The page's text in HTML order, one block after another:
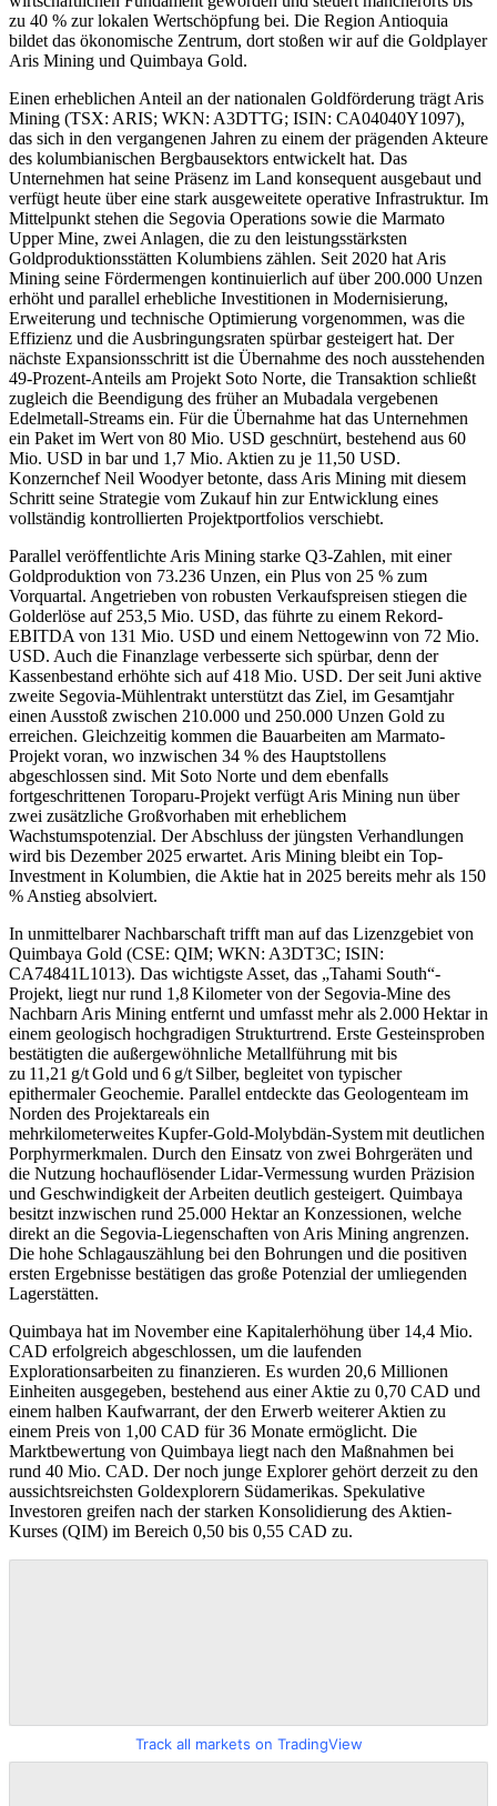
zu 40 % zur lokalen Wertschöpfung bei. Die Region Antioquia
bildet das ökonomische Zentrum, dort stoßen wir auf die Goldplayer
Aris Mining und Quimbaya Gold.
Einen erheblichen Anteil an der nationalen Goldförderung trägt Aris
Mining (TSX: ARIS; WKN: A3DTTG; ISIN: CA04040Y1097),
das sich in den vergangenen Jahren zu einem der prägenden Akteure
des kolumbianischen Bergbausektors entwickelt hat. Das
Unternehmen hat seine Präsenz im Land konsequent ausgebaut und
verfügt heute über eine stark ausgeweitete operative Infrastruktur. Im
Mittelpunkt stehen die Segovia Operations sowie die Marmato
Upper Mine, zwei Anlagen, die zu den leistungsstärksten
Goldproduktionsstätten Kolumbiens zählen. Seit 2020 hat Aris
Mining seine Fördermengen kontinuierlich auf über 200.000 Unzen
erhöht und parallel erhebliche Investitionen in Modernisierung,
Erweiterung und technische Optimierung vorgenommen, was die
Effizienz und die Ausbringungsraten spürbar gesteigert hat. Der
nächste Expansionsschritt ist die Übernahme des noch ausstehenden
49-Prozent-Anteils am Projekt Soto Norte, die Transaktion schließt
zugleich die Beendigung des früher an Mubadala vergebenen
Edelmetall-Streams ein. Für die Übernahme hat das Unternehmen
ein Paket im Wert von 80 Mio. USD geschnürt, bestehend aus 60
Mio. USD in bar und 1,7 Mio. Aktien zu je 11,50 USD.
Konzernchef Neil Woodyer betonte, dass Aris Mining mit diesem
Schritt seine Strategie vom Zukauf hin zur Entwicklung eines
vollständig kontrollierten Projektportfolios verschiebt.
Parallel veröffentlichte Aris Mining starke Q3-Zahlen, mit einer
Goldproduktion von 73.236 Unzen, ein Plus von 25 % zum
Vorquartal. Angetrieben von robusten Verkaufspreisen stiegen die
Golderlöse auf 253,5 Mio. USD, das führte zu einem Rekord-
EBITDA von 131 Mio. USD und einem Nettogewinn von 72 Mio.
USD. Auch die Finanzlage verbesserte sich spürbar, denn der
Kassenbestand erhöhte sich auf 418 Mio. USD. Der seit Juni aktive
zweite Segovia-Mühlentrakt unterstützt das Ziel, im Gesamtjahr
einen Ausstoß zwischen 210.000 und 250.000 Unzen Gold zu
erreichen. Gleichzeitig kommen die Bauarbeiten am Marmato-
Projekt voran, wo inzwischen 34 % des Hauptstollens
abgeschlossen sind. Mit Soto Norte und dem ebenfalls
fortgeschrittenen Toroparu-Projekt verfügt Aris Mining nun über
zwei zusätzliche Großvorhaben mit erheblichem
Wachstumspotenzial. Der Abschluss der jüngsten Verhandlungen
wird bis Dezember 2025 erwartet. Aris Mining bleibt ein Top-
Investment in Kolumbien, die Aktie hat in 2025 bereits mehr als 150
% Anstieg absolviert.
In unmittelbarer Nachbarschaft trifft man auf das Lizenzgebiet von
Quimbaya Gold (CSE: QIM; WKN: A3DT3C; ISIN:
CA74841L1013). Das wichtigste Asset, das „Tahami South“-
Projekt, liegt nur rund 1,8 Kilometer von der Segovia-Mine des
Nachbarn Aris Mining entfernt und umfasst mehr als 2.000 Hektar in
einem geologisch hochgradigen Strukturtrend. Erste Gesteinsproben
bestätigten die außergewöhnliche Metallführung mit bis
zu 11,21 g/t Gold und 6 g/t Silber, begleitet von typischer
epithermaler Geochemie. Parallel entdeckte das Geologenteam im
Norden des Projektareals ein
mehrkilometerweites Kupfer‑Gold‑Molybdän‑System mit deutlichen
Porphyrmerkmalen. Durch den Einsatz von zwei Bohrgeräten und
die Nutzung hochauflösender Lidar-Vermessung wurden Präzision
und Geschwindigkeit der Arbeiten deutlich gesteigert. Quimbaya
besitzt inzwischen rund 25.000 Hektar an Konzessionen, welche
direkt an die Segovia-Liegenschaften von Aris Mining angrenzen.
Die hohe Schlagauszählung bei den Bohrungen und die positiven
ersten Ergebnisse bestätigen das große Potenzial der umliegenden
Lagerstätten.
Quimbaya hat im November eine Kapitalerhöhung über 14,4 Mio.
CAD erfolgreich abgeschlossen, um die laufenden
Explorationsarbeiten zu finanzieren. Es wurden 20,6 Millionen
Einheiten ausgegeben, bestehend aus einer Aktie zu 0,70 CAD und
einem halben Kaufwarrant, der den Erwerb weiterer Aktien zu
einem Preis von 1,00 CAD für 36 Monate ermöglicht. Die
Marktbewertung von Quimbaya liegt nach den Maßnahmen bei
rund 40 Mio. CAD. Der noch junge Explorer gehört derzeit zu den
aussichtsreichsten Goldexplorern Südamerikas. Spekulative
Investoren greifen nach der starken Konsolidierung des Aktien-
Kurses (QIM) im Bereich 0,50 bis 0,55 CAD zu.
Track all markets on TradingView